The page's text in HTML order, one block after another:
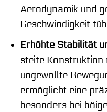
Aerodynamik und
Geschwindigkeit
Erhöhte Stabilität
steife Konstruktion
ungewollte
ermöglicht eine
besonders bei